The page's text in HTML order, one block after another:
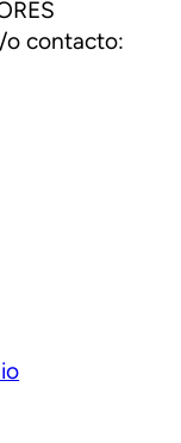
o contacto: